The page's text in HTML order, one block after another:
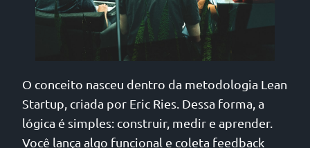
O conceito nasceu dentro da metodologia Lean
Startup, criada por Eric Ries. Dessa forma, a
lógica é simples: construir, medir e aprender.
Você lança algo funcional e coleta feedback